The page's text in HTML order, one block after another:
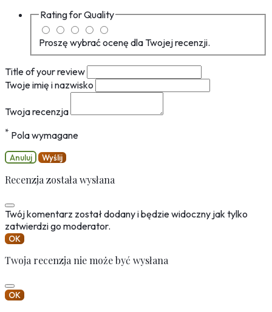
Rating forQuality
Proszę wybrać ocenę dla Twojej recenzji.
Title of your review
Twoje imię i nazwisko
Twoja recenzja
* Pola wymagane
Anuluj Wyślij
Recenzja została wysłana
Twój komentarz został dodany i będzie widoczny jak tylko
zatwierdzi go moderator.
OK
Twoja recenzja nie może być wysłana
OK